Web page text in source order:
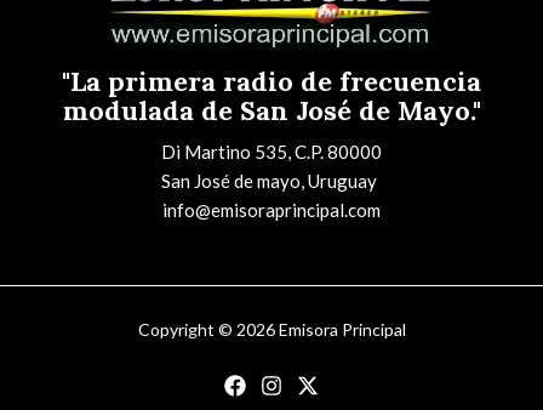
"La primera radio de frecuencia
modulada de San José de Mayo."
Di Martino 535, C.P. 80000
San José de mayo, Uruguay
info@emisoraprincipal.com
Copyright © 2026 Emisora Principal